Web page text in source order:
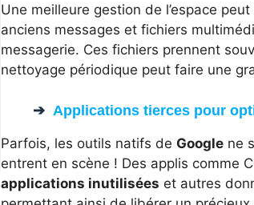
Une meilleure gestion de l’espace
anciens messages et fichiers
messagerie. Ces fichiers prennent
nettoyage périodique peut faire une
Applications tierces pour
Parfois, les outils natifs de Google ne
entrent en scène ! Des applis comme
applications inutilisées et autres